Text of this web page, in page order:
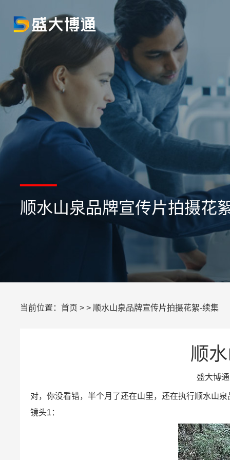
顺水山泉品牌宣传片拍摄花
当前位置： 首页 > > 顺水山泉品牌宣传片拍摄花絮-续集
顺
盛大博
对，你没看错，半个月了还在山里，还在执行顺水山
镜头1：